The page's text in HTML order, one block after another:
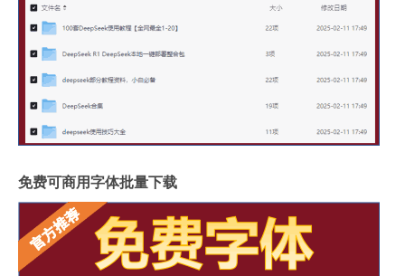
免费可商用字体批量下载